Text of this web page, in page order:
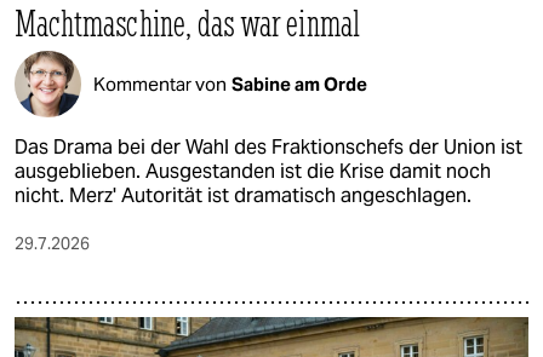
Machtmaschine, das war einmal
Kommentar von Sabine am Orde
Das Drama bei der Wahl des Fraktionschefs der Union ist
ausgeblieben. Ausgestanden ist die Krise damit noch
nicht. Merz' Autorität ist dramatisch angeschlagen.
29.7.2026